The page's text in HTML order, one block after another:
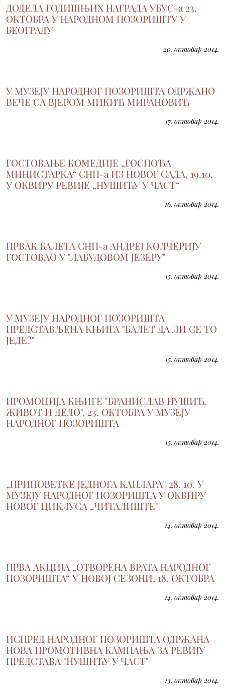
ДОДЕЛА ГОДИШЊИХ НАГРАДА УБУС-а 23.
ОКТОБРА У НАРОДНОМ ПОЗОРИШТУ У
БЕОГРАДУ
20. октобар 2014.
У МУЗЕЈУ НАРОДНОГ ПОЗОРИШТА ОДРЖАНО
ВЕЧЕ СА ВЈЕРОМ МИКИЋ МИРАНОВИЋ
17. октобар 2014.
ГОСТОВАЊЕ КОМЕДИЈЕ „ГОСПОЂА
МИНИСТАРКА“ СНП-а ИЗ НОВОГ САДА, 19.10.
У ОКВИРУ РЕВИЈЕ „НУШИЋУ У ЧАСТ“
16. октобар 2014.
ПРВАК БАЛЕТА СНП-а АНДРЕЈ КОЛЧЕРИЈУ
ГОСТОВАО У "ЛАБУДОВОМ ЈЕЗЕРУ"
15. октобар 2014.
У МУЗЕЈУ НАРОДНОГ ПОЗОРИШТА
ПРЕДСТАВЉЕНА КЊИГА "БАЛЕТ ДА ЛИ СЕ ТО
ЈЕДЕ?"
15. октобар 2014.
ПРОМОЦИЈА КЊИГЕ "БРАНИСЛАВ НУШИЋ,
ЖИВОТ И ДЕЛО", 23. ОКТОБРА У МУЗЕЈУ
НАРОДНОГ ПОЗОРИШТА
15. октобар 2014.
„ПРИПОВЕТКЕ ЈЕДНОГА КАПЛАРА'' 28. 10. У
МУЗЕЈУ НАРОДНОГ ПОЗОРИШТА У ОКВИРУ
НОВОГ ЦИКЛУСА „ЧИТАЛИШТЕ"
14. октобар 2014.
ПРВА АКЦИЈА „ОТВОРЕНА ВРАТА НАРОДНОГ
ПОЗОРИШТА“ У НОВОЈ СЕЗОНИ, 18. ОКТОБРА
14. октобар 2014.
ИСПРЕД НАРОДНОГ ПОЗОРИШТА ОДРЖАНА
НОВА ПРОМОТИВНА КАМПАЊА ЗА РЕВИЈУ
ПРЕДСТАВА "НУШИЋУ У ЧАСТ"
13. октобар 2014.